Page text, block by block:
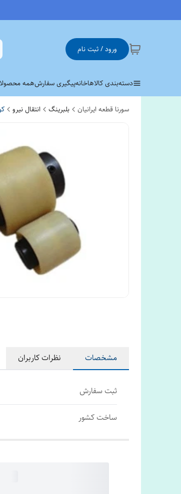
ورود / ثبت نام
دسته‌بندی کالاهاخانهپیگیری سفارشهمه
سورنا قطعه ایرانیان بلبرینگ انتقال نیرو
مشخصات نظرات کاربران
ثبت سفارش
ساخت کشور